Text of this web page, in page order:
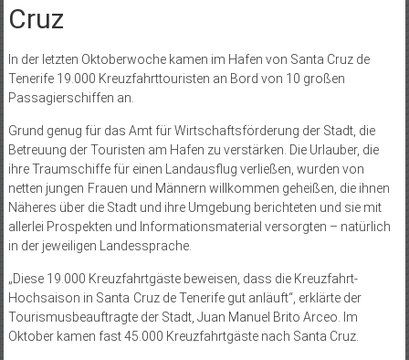
Cruz
In der letzten Oktoberwoche kamen im Hafen von Santa Cruz de
Tenerife 19.000 Kreuzfahrttouristen an Bord von 10 großen
Passagierschiffen an.
Grund genug für das Amt für Wirtschaftsförderung der Stadt, die
Betreuung der Touristen am Hafen zu verstärken. Die Urlauber, die
ihre Traumschiffe für einen Landausflug verließen, wurden von
netten jungen Frauen und Männern willkommen geheißen, die ihnen
Näheres über die Stadt und ihre Umgebung berichteten und sie mit
allerlei Prospekten und Informationsmaterial versorgten – natürlich
in der jeweiligen Landessprache.
„Diese 19.000 Kreuzfahrtgäste beweisen, dass die Kreuzfahrt-
Hochsaison in Santa Cruz de Tenerife gut anläuft“, erklärte der
Tourismusbeauftragte der Stadt, Juan Manuel Brito Arceo. Im
Oktober kamen fast 45.000 Kreuzfahrtgäste nach Santa Cruz.